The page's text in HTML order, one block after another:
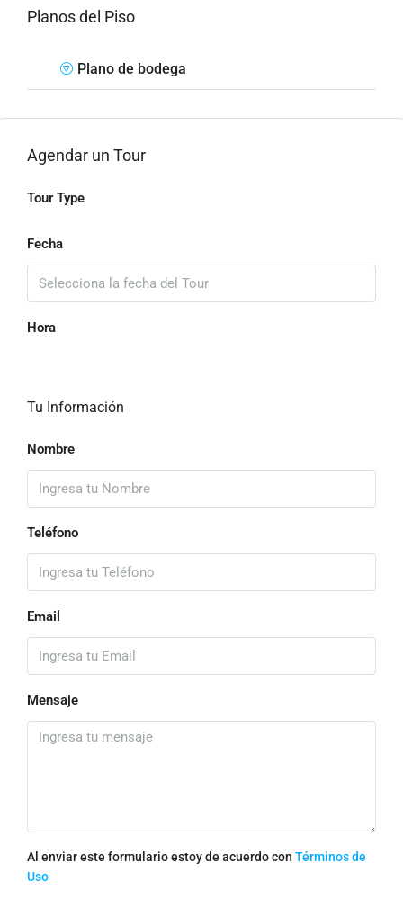
Planos del Piso
Plano de bodega
Agendar un Tour
Tour Type
Fecha
Hora
Tu Información
Nombre
Teléfono
Email
Mensaje
Al enviar este formulario estoy de acuerdo con Términos de
Uso